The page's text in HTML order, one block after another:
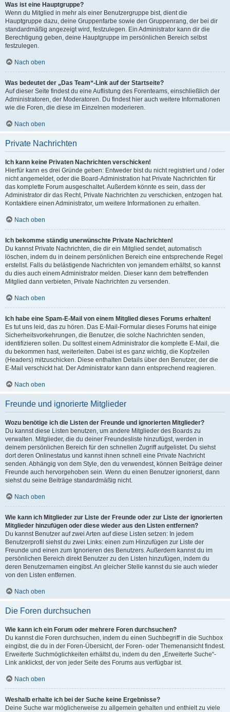
Was ist eine Hauptgruppe?
Wenn du Mitglied in mehr als einer Benutzergruppe bist, dient die
Hauptgruppe dazu, deine Gruppenfarbe sowie den Gruppenrang, der bei dir
standardmäßig angezeigt wird, festzulegen. Ein Administrator kann dir die
Berechtigung geben, deine Hauptgruppe im persönlichen Bereich selbst
festzulegen.
Nach oben
Was bedeutet der „Das Team“-Link auf der Startseite?
Auf dieser Seite findest du eine Auflistung des Forenteams, einschließlich der
Administratoren, der Moderatoren. Du findest hier auch weitere Informationen
wie die Foren, die diese im Einzelnen moderieren.
Nach oben
Private Nachrichten
Ich kann keine Privaten Nachrichten verschicken!
Hierfür kann es drei Gründe geben: Entweder bist du nicht registriert und / oder
nicht angemeldet, oder die Board-Administration hat Private Nachrichten für
das komplette Forum ausgeschaltet. Außerdem könnte es sein, dass der
Administrator dir das Recht, Private Nachrichten zu verschicken, entzogen hat.
Kontaktiere einen Administrator, um weitere Informationen zu erhalten.
Nach oben
Ich bekomme ständig unerwünschte Private Nachrichten!
Du kannst Private Nachrichten, die dir ein Mitglied sendet, automatisch
löschen, indem du in deinem persönlichen Bereich eine entsprechende Regel
erstellst. Falls du belästigende Nachrichten von jemandem erhältst, so kannst
du dies auch einem Administrator melden. Dieser kann dem betreffenden
Mitglied dann verbieten, Private Nachrichten zu versenden.
Nach oben
Ich habe eine Spam-E-Mail von einem Mitglied dieses Forums erhalten!
Es tut uns leid, das zu hören. Das E-Mail-Formular dieses Forums hat einige
Sicherheitsvorkehrungen, die Benutzer, die solche Nachrichten senden,
identifizieren sollen. Du solltest einem Administrator die komplette E-Mail, die
du bekommen hast, weiterleiten. Dabei ist es ganz wichtig, die Kopfzeilen
(Headers) mitzuschicken. Diese enthalten Details über den Benutzer, der die
E-Mail verschickt hat. Der Administrator kann dann entsprechend reagieren.
Nach oben
Freunde und ignorierte Mitglieder
Wozu benötige ich die Listen der Freunde und ignorierten Mitglieder?
Du kannst diese Listen benutzen, um andere Mitglieder des Boards zu
verwalten. Mitglieder, die du deiner Freundesliste hinzufügst, werden in
deinem persönlichen Bereich für den schnellen Zugriff aufgelistet. Du siehst
dort deren Onlinestatus und kannst ihnen schnell eine Private Nachricht
senden. Abhängig von dem Style, den du verwendest, können Beiträge deiner
Freunde auch hervorgehoben sein. Wenn du einen Benutzer ignorierst, dann
siehst du seine Beiträge standardmäßig nicht.
Nach oben
Wie kann ich Mitglieder zur Liste der Freunde oder zur Liste der ignorierten
Mitglieder hinzufügen oder diese wieder aus den Listen entfernen?
Du kannst Benutzer auf zwei Arten auf diese Listen setzen: In jedem
Benutzerprofil siehst du zwei Links: einen zum Hinzufügen zur Liste der
Freunde und einen zum Ignorieren des Benutzers. Außerdem kannst du im
persönlichen Bereich direkt Benutzer zu den Listen hinzufügen, indem du
deren Benutzernamen eingibst. An gleicher Stelle kannst du sie auch wieder
von den Listen entfernen.
Nach oben
Die Foren durchsuchen
Wie kann ich ein Forum oder mehrere Foren durchsuchen?
Du kannst die Foren durchsuchen, indem du einen Suchbegriff in die Suchbox
eingibst, die du in der Foren-Übersicht, der Foren- oder Themenansicht findest.
Erweiterte Suchmöglichkeiten erhältst du, indem du den „Erweiterte Suche“-
Link anklickst, der von jeder Seite des Forums aus verfügbar ist.
Nach oben
Weshalb erhalte ich bei der Suche keine Ergebnisse?
Deine Suche war möglicherweise zu allgemein gehalten und enthielt zu viele